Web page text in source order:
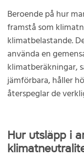
Beroende på hur
framstå som
klimatbelastande.
använda en
klimatberäkningar,
jämförbara, håller
återspeglar de
Hur utsläpp i